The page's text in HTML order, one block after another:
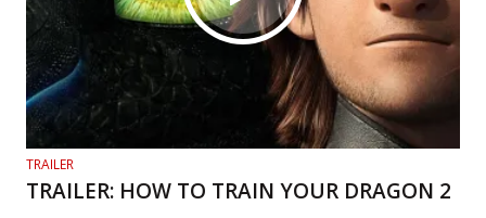
TRAILER
TRAILER: HOW TO TRAIN YOUR DRAGON 2